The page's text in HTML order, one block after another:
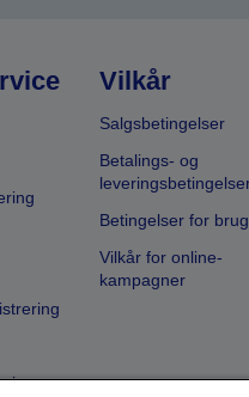
Vilkår
Salgsbetingelser
Betalings- og
Betingelser for brug
Vilkår for online-
kampagner